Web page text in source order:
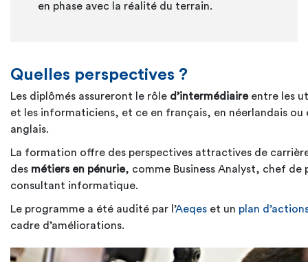
en phase avec la réalité du terrain.
Quelles perspectives ?
Les diplômés assureront le rôle d’intermédiaireentre les
et les informaticiens, et ce en français, en néerlandais ou
anglais.
La formation offre des perspectives attractives de
des métiers en pénurie, comme Business Analyst, chef de
consultant informatique.
Le programme a été audité par l’Aeqes et un plan
cadre d’améliorations.